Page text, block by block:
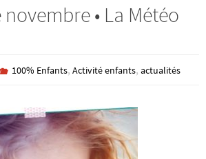
novembre • La Météo
100% Enfants, Activité enfants, actualités